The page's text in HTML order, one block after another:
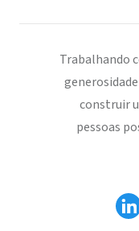
Trabalhando
construir
pessoas